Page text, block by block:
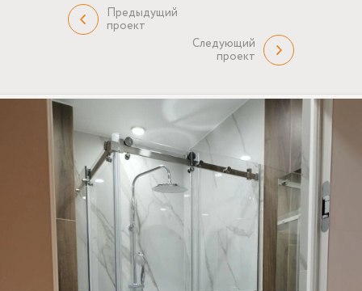
Предыдущий
проект
Следующий
проект